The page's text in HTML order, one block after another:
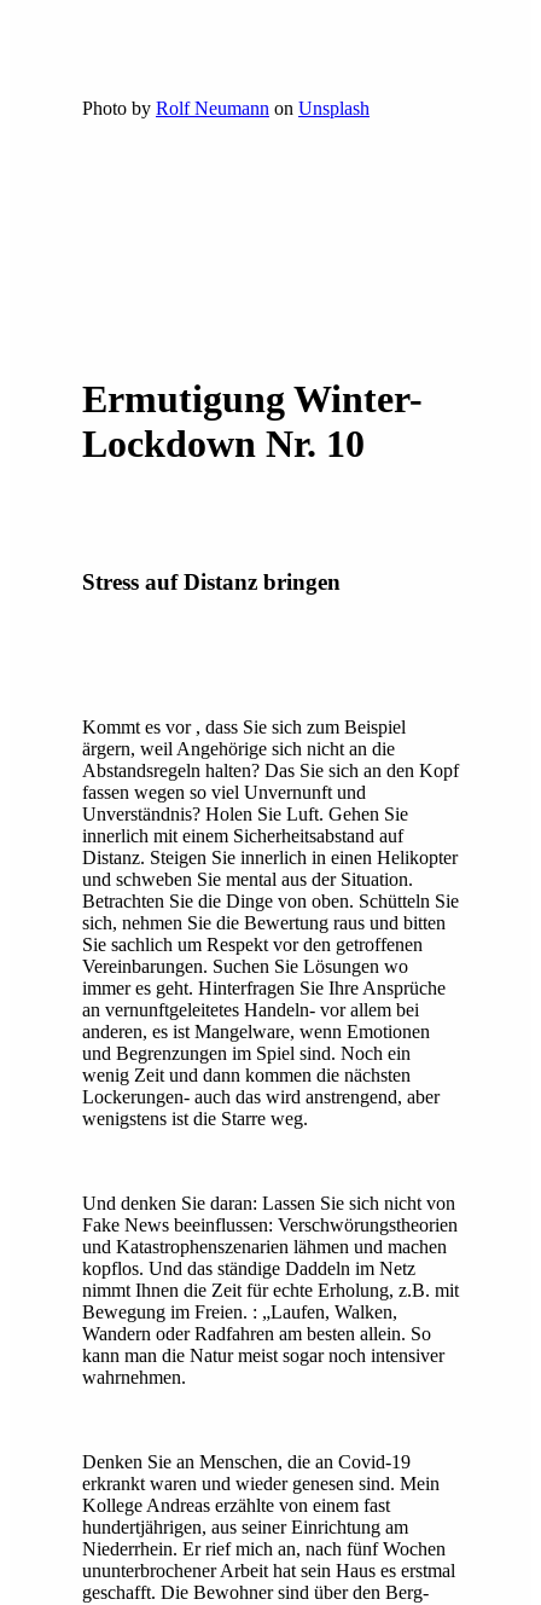
Photo by Rolf Neumann on Unsplash
Ermutigung Winter-
Lockdown Nr. 10
Stress auf Distanz bringen
Kommt es vor , dass Sie sich zum Beispiel
ärgern, weil Angehörige sich nicht an die
Abstandsregeln halten? Das Sie sich an den Kopf
fassen wegen so viel Unvernunft und
Unverständnis? Holen Sie Luft. Gehen Sie
innerlich mit einem Sicherheitsabstand auf
Distanz. Steigen Sie innerlich in einen Helikopter
und schweben Sie mental aus der Situation.
Betrachten Sie die Dinge von oben. Schütteln Sie
sich, nehmen Sie die Bewertung raus und bitten
Sie sachlich um Respekt vor den getroffenen
Vereinbarungen. Suchen Sie Lösungen wo
immer es geht. Hinterfragen Sie Ihre Ansprüche
an vernunftgeleitetes Handeln- vor allem bei
anderen, es ist Mangelware, wenn Emotionen
und Begrenzungen im Spiel sind. Noch ein
wenig Zeit und dann kommen die nächsten
Lockerungen- auch das wird anstrengend, aber
wenigstens ist die Starre weg.
Und denken Sie daran: Lassen Sie sich nicht von
Fake News beeinflussen: Verschwörungstheorien
und Katastrophenszenarien lähmen und machen
kopflos. Und das ständige Daddeln im Netz
nimmt Ihnen die Zeit für echte Erholung, z.B. mit
Bewegung im Freien. : „Laufen, Walken,
Wandern oder Radfahren am besten allein. So
kann man die Natur meist sogar noch intensiver
wahrnehmen.
Denken Sie an Menschen, die an Covid-19
erkrankt waren und wieder genesen sind. Mein
Kollege Andreas erzählte von einem fast
hundertjährigen, aus seiner Einrichtung am
Niederrhein. Er rief mich an, nach fünf Wochen
ununterbrochener Arbeit hat sein Haus es erstmal
geschafft. Die Bewohner sind über den Berg-